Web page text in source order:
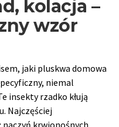
kolacja –
wzór
jaki pluskwa domowa
niemal
insekty rzadko kłują
Najczęściej
naczyń krwionośnych,